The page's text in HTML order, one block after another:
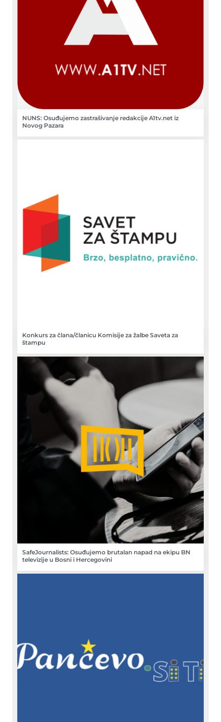
NUNS: Osuđujemo zastrašivanje redakcije A1tv.net iz
Novog Pazara
Konkurs za člana/članicu Komisije za žalbe Saveta za
štampu
SafeJournalists: Osuđujemo brutalan napad na ekipu BN
televizije u Bosni i Hercegovini